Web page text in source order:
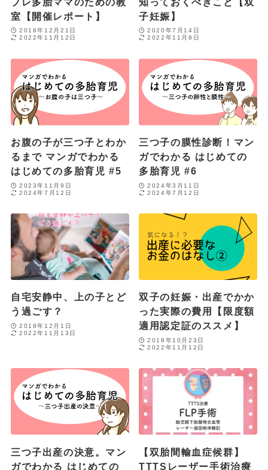
室【開催レポート】
2018年12月21日
2022年11月12日
子妊娠】
2020年7月14日
2022年11月8日
お腹の子が三つ子とわか
るまで マンガでわかる
はじめての多胎育児 #5
2023年11月9日
2024年7月12日
三つ子の膜性診断！マン
ガでわかる はじめての
多胎育児 #6
2024年3月11日
2024年7月12日
自宅安静中、上の子とど
う過ごす？
2018年12月1日
2022年11月13日
双子の妊娠・出産でかか
った実際の費用【限度額
適用認定証のススメ】
2018年10月23日
2022年11月12日
三つ子出産の決意。マン
ガでわかる はじめての
【双胎間輸血症候群】
TTTSレーザー手術治療